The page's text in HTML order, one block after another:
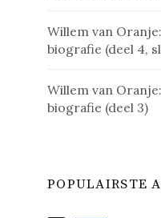
Willem van
biografie (deel 4,
Willem van
biografie (deel 3)
POPULAIRSTE